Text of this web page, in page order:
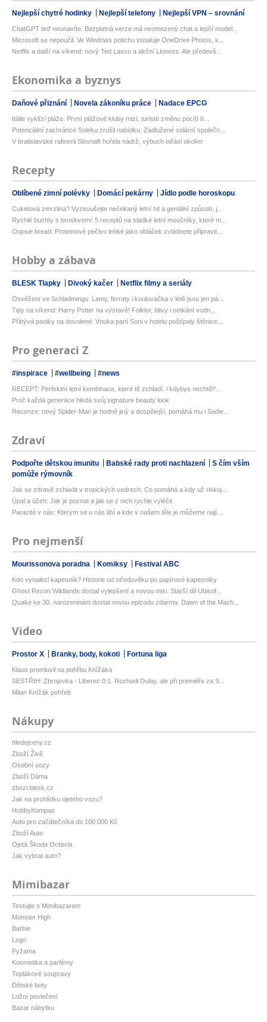
Nejlepší chytré hodinky Nejlepší telefony Nejlepší VPN – srovnání
ChatGPT teď neunavíte. Bezplatná verze má neomezený chat a lepší model...
Microsoft se nepoučil. Ve Windows potichu instaluje OneDrive Photos, k...
Netflix a další na víkend: nový Ted Lasso a akční Lioness. Ale předevš...
Ekonomika a byznys
Daňové přiznání Novela zákoníku práce Nadace EPCG
Itálie vyklízí pláže. První plážové kluby mizí, turisté změnu pocítí b...
Potenciální zachránce Soleku zrušil nabídku. Zadlužené solární společn...
V bratislavské rafinerii Slovnaft hořela nádrž, výbuch otřásl okolím
Recepty
Oblíbené zimní polévky Domácí pekárny Jídlo podle horoskopu
Cuketová zmrzlina? Vyzkoušejte nečekaný letní hit a geniální způsob, j...
Rychlé buchty s broskvemi: 5 receptů na sladké letní moučníky, které m...
Oopsie bread: Proteinové pečivo lehké jako obláček zvládnete připravit...
Hobby a zábava
BLESK Tlapky Divoký kačer Netflix filmy a seriály
Osvěžení ve Schladmingu: Lamy, ferraty i koulovačka v létě jsou jen pá...
Tipy na víkend: Harry Potter na výstavě! Folklor, bitvy i setkání vodn...
Přibývá paniky na dovolené: Vnuka paní Soni v hotelu poštípaly štěnice...
Pro generaci Z
#inspirace #wellbeing #news
RECEPT: Perfektní letní kombinace, které tě zchladí, i kdybys nechtěl*...
Proč každá generace hledá svůj signature beauty look
Recenze: nový Spider-Man je hodně jiný a dospělejší, pomáhá mu i Sadie...
Zdraví
Podpořte dětskou imunitu Babské rady proti nachlazení
S čím vším
pomůže rýmovník
Jak se zdravě zchladit v tropických vedrech: Co pomáhá a kdy už riskuj...
Úpal a úžeh: Jak je poznat a jak se z nich rychle vyléčit
Parazité v nás: Kterým se u nás líbí a kde v našem těle je můžeme nají...
Pro nejmenší
Mourissonova poradna Komiksy Festival ABC
Kdo vynalezl kapesník? Historie od středověku po papírové kapesníky
Ghost Recon Wildlands dostal vylepšení a novou misi. Starší díl Ubisof...
Quake ke 30. narozeninám dostal novou epizodu zdarma. Dawn of the Mach...
Video
Prostor X Branky, body, kokoti Fortuna liga
Klaus promluvil na pohřbu Knížáka
SESTŘIH: Zbrojovka - Liberec 0:1. Rozhodl Dulay, ale při premiéře za S...
Milan Knížák pohřeb
Nákupy
hledejceny.cz
Zboží Živě
Osobní vozy
Zboží Dáma
zbozi.blesk.cz
Jak na prohlídku ojetého vozu?
HobbyKompas
Auto pro začátečníka do 100 000 Kč
Zboží Auto
Ojetá Škoda Octavia
Jak vybrat auto?
Mimibazar
Testujte s Mimibazarem
Monster High
Barbie
Lego
Pyžama
Kosmetika a parfémy
Teplákové soupravy
Dětské boty
Ložní povlečení
Bazar nábytku